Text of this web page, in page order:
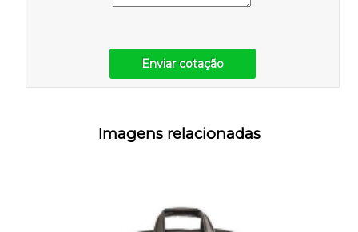
Enviar cotação
Imagens relacionadas